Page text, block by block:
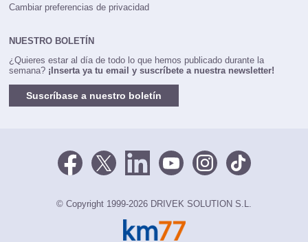
Cambiar preferencias de privacidad
NUESTRO BOLETÍN
¿Quieres estar al día de todo lo que hemos publicado durante la
semana? ¡Inserta ya tu email y suscríbete a nuestra newsletter!
Suscríbase a nuestro boletín
© Copyright 1999-2026 DRIVEK SOLUTION S.L.